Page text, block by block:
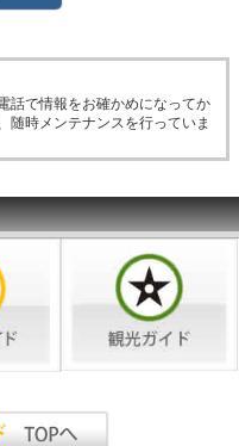
話で情報をお確かめになってか
随時メンテナンスを行っていま